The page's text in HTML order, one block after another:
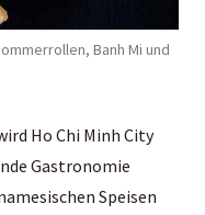
Banh Mi und
Ho Chi Minh City
Gastronomie
Speisen